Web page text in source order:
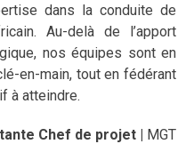
dans la conduite de
Au-delà de l’apport
nos équipes sont en
en-main, tout en fédérant
à atteindre.
Chef de projet | MGT